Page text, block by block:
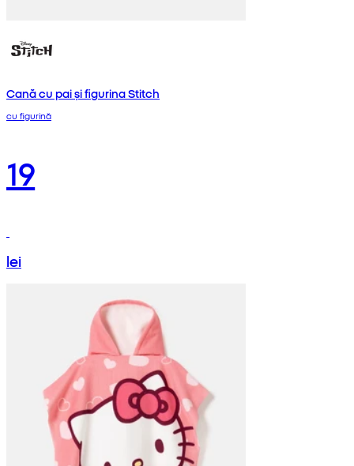
Cană cu pai și figurina Stitch
cu figurină
19
lei